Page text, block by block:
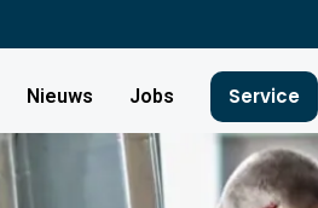
Nieuws Jobs Service